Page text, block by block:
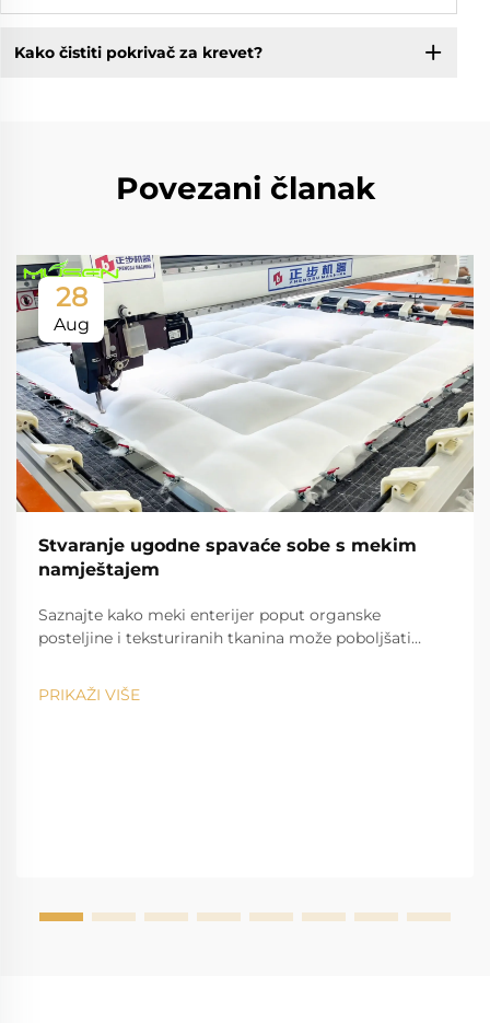
Kako čistiti pokrivač za krevet?
Povezani članak
28
Aug
Stvaranje ugodne spavaće sobe s mekim
namještajem
Saznajte kako meki enterijer poput organske
posteljine i teksturiranih tkanina može poboljšati
stvorite smirujući, ugodan oazis u spavaćoj sobi.
PRIKAŽI VIŠE